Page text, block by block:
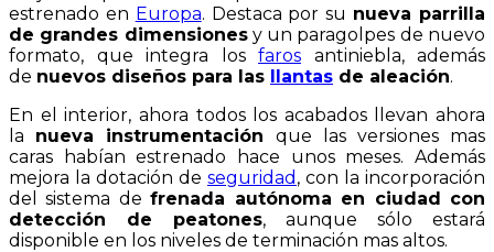
estrenado en Europa. Destaca por su nueva parrilla
de grandes dimensionesy un paragolpes de nuevo
formato, que integra los faros antiniebla, además
de nuevos diseños para las llantas de aleación.
En el interior, ahora todos los acabados llevan ahora
la nueva instrumentación que las versiones mas
caras habían estrenado hace unos meses. Además
mejora la dotación de seguridad , con la incorporación
del sistema defrenada autónoma en ciudad con
detección de peatones, aunque sólo estará
disponible en los niveles de terminación mas altos.